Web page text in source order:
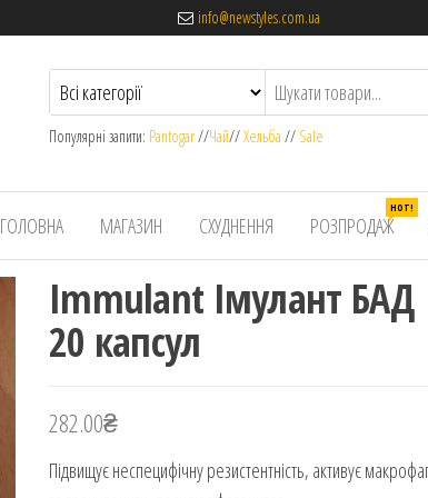
info@newstyles.com.ua
Популярні запити: Pantogar//Чай//Хельба // Sale
ГОЛОВНА МАГАЗИН СХУДНЕННЯ РОЗПРОДАЖ
HOT!
Immulant Імулант БАД
20 капсул
282.00₴
Підвищує неспецифічну резистентність, активує